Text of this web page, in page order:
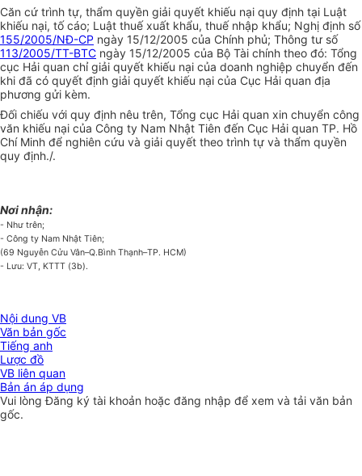
Căn cứ trình tự, thẩm quyền giải quyết khiếu nại quy định tại Luật
khiếu nại, tố cáo; Luật thuế xuất khẩu, thuế nhập khẩu; Nghị định số
155/2005/NĐ-CP ngày 15/12/2005 của Chính phủ; Thông tư số
113/2005/TT-BTC ngày 15/12/2005 của Bộ Tài chính theo đó: Tổng
cục Hải quan chỉ giải quyết khiếu nại của doanh nghiệp chuyển đến
khi đã có quyết định giải quyết khiếu nại của Cục Hải quan địa
phương gửi kèm.
Đối chiếu với quy định nêu trên, Tổng cục Hải quan xin chuyển công
văn khiếu nại của Công ty Nam Nhật Tiên đến Cục Hải quan TP. Hồ
Chí Minh để nghiên cứu và giải quyết theo trình tự và thẩm quyền
quy định./.
Nơi nhận:
- Như trên;
- Công ty Nam Nhật Tiên;
(69 Nguyễn Cửu Vân–Q.Bình Thạnh–TP. HCM)
- Lưu: VT, KTTT (3b).
Nội dung VB
Văn bản gốc
Tiếng anh
Lược đồ
VB liên quan
Bản án áp dụng
Vui lòngĐăng ký tài khoản hoặc đăng nhập để xem và tải văn bản
gốc.